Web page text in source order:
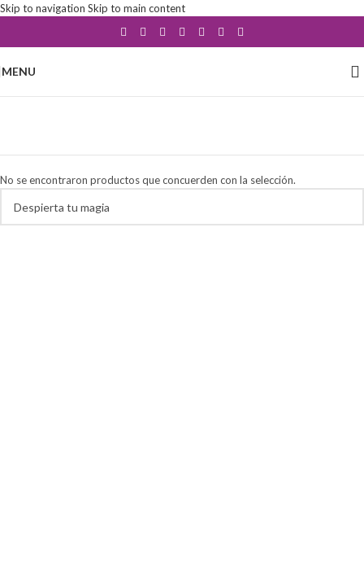
Skip to navigation Skip to main content
MENU
No se encontraron productos que concuerden con la selección.